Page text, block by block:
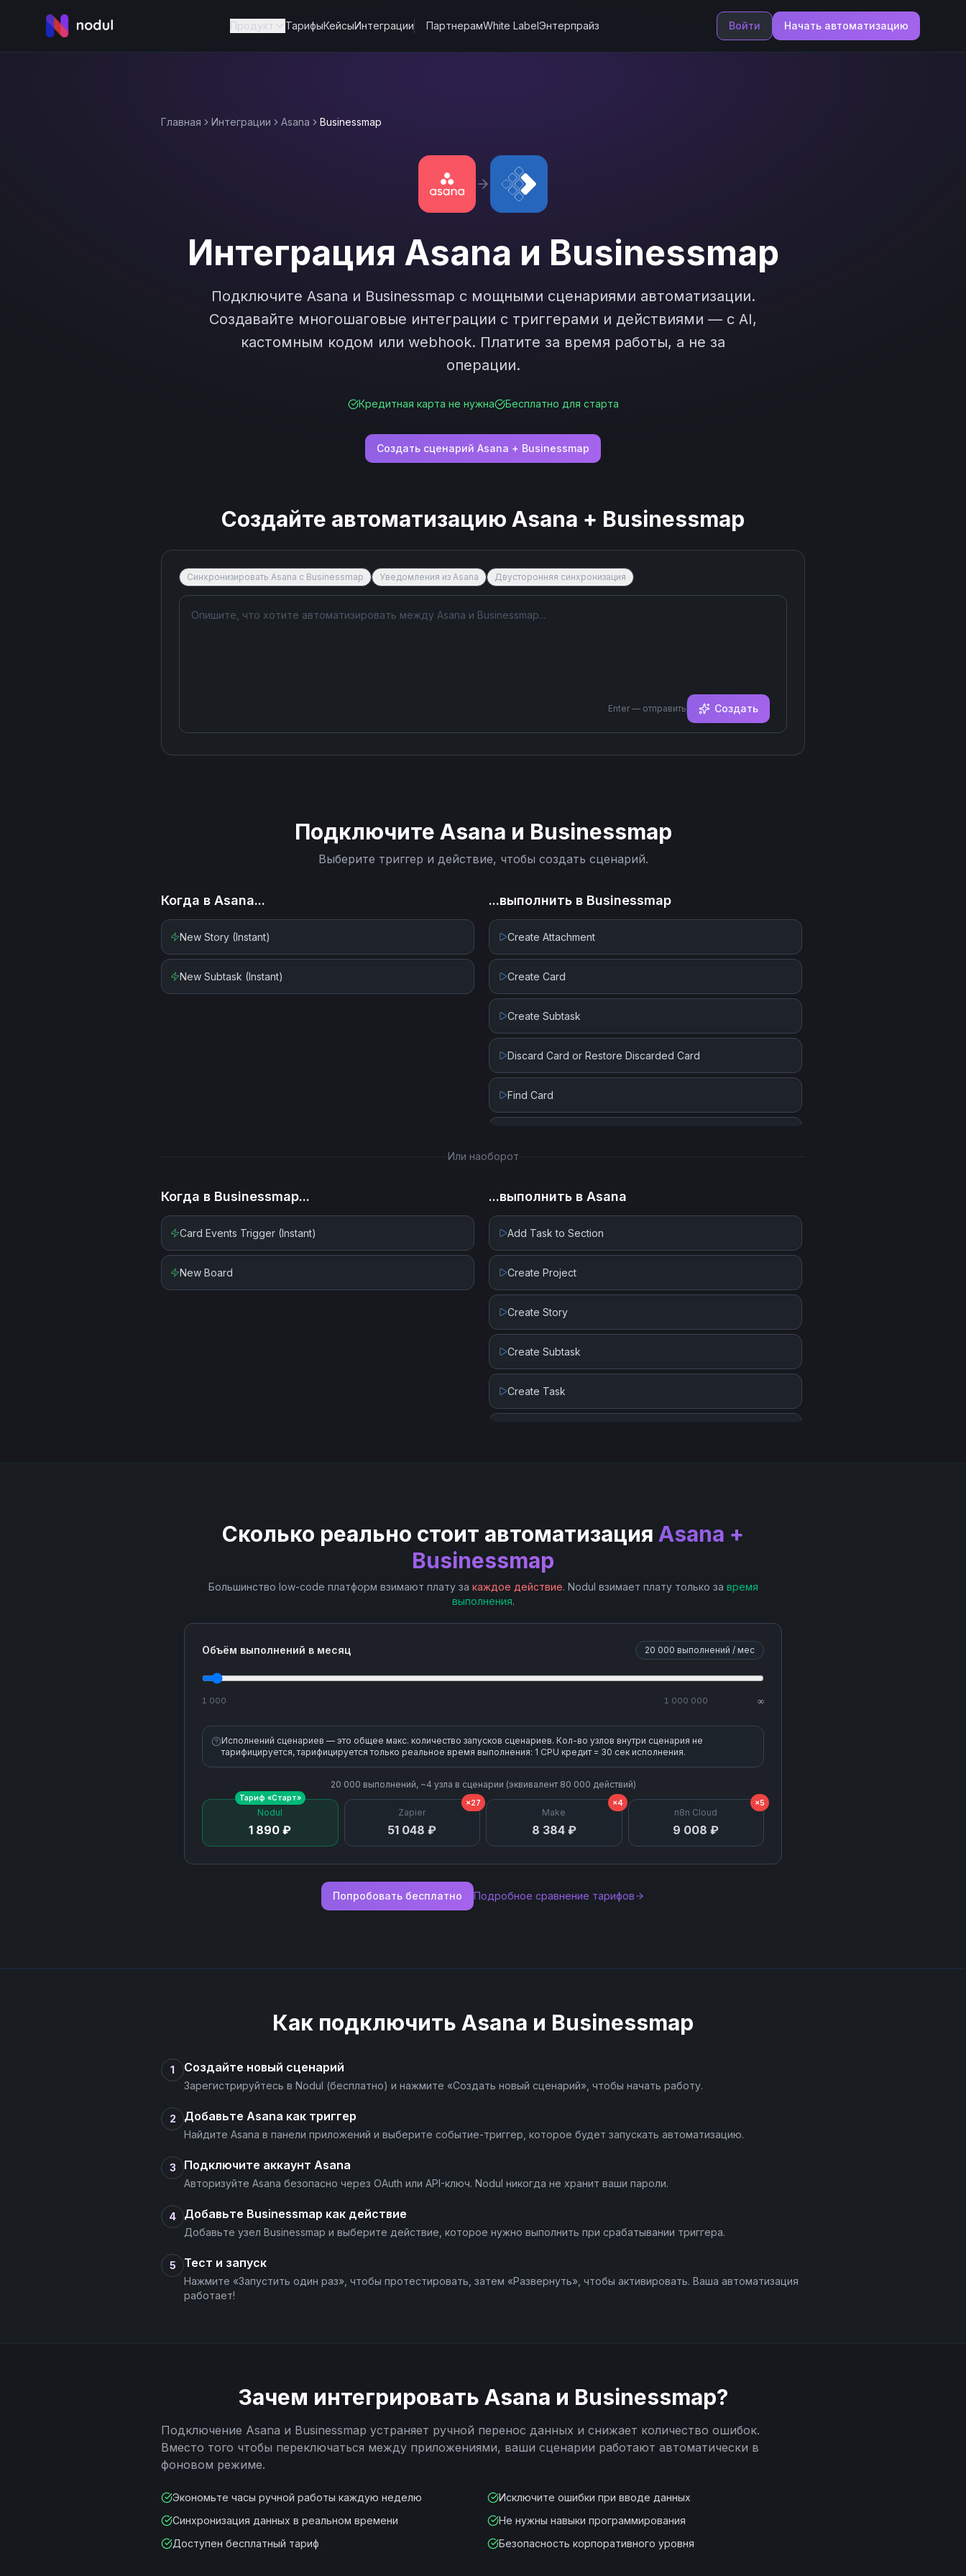
Продукт ТарифыКейсыИнтеграции ПартнерамWhite LabelЭнтерпрайз Войти Начать автоматизацию
Главная Интеграции Asana Businessmap
Интеграция Asana и Businessmap
Подключите Asana и Businessmap с мощными сценариями автоматизации.
Создавайте многошаговые интеграции с триггерами и действиями — с AI,
кастомным кодом или webhook. Платите за время работы, а не за
операции.
Кредитная карта не нужна Бесплатно для старта
Создать сценарий Asana + Businessmap
Создайте автоматизацию Asana + Businessmap
Синхронизировать Asana с Businessmap Уведомления из Asana Двусторонняя синхронизация
Enter — отправить Создать
Подключите Asana и Businessmap
Выберите триггер и действие, чтобы создать сценарий.
Когда в Asana...
New Story (Instant)
New Subtask (Instant)
...выполнить в Businessmap
Create Attachment
Create Card
Create Subtask
Discard Card or Restore Discarded Card
Find Card
Get Card by Custom Card ID
Update Card
Или наоборот
Когда в Businessmap...
Card Events Trigger (Instant)
New Board
...выполнить в Asana
Add Task to Section
Create Project
Create Story
Create Subtask
Create Task
Search Projects
Сколько реально стоит автоматизация Asana +
Businessmap
Большинство low-code платформ взимают плату за каждое действие. Nodul взимает плату только за время
выполнения.
Объём выполнений в месяц 20 000 выполнений / мес
1 000 1 000 000 ∞
Исполнений сценариев — это общее макс. количество запусков сценариев. Кол-во узлов внутри сценария не
тарифицируется, тарифицируется только реальное время выполнения: 1 CPU кредит = 30 сек исполнения.
20 000 выполнений, ~4 узла в сценарии (эквивалент 80 000 действий)
Nodul
1 890 ₽
Тариф «Старт»
Zapier
51 048 ₽
×27
Make
8 384 ₽
×4
n8n Cloud
9 008 ₽
×5
Попробовать бесплатно Подробное сравнение тарифов
Как подключить Asana и Businessmap
1 Создайте новый сценарий
Зарегистрируйтесь в Nodul (бесплатно) и нажмите «Создать новый сценарий», чтобы начать работу.
2 Добавьте Asana как триггер
Найдите Asana в панели приложений и выберите событие-триггер, которое будет запускать автоматизацию.
3 Подключите аккаунт Asana
Авторизуйте Asana безопасно через OAuth или API-ключ. Nodul никогда не хранит ваши пароли.
4 Добавьте Businessmap как действие
Добавьте узел Businessmap и выберите действие, которое нужно выполнить при срабатывании триггера.
5 Тест и запуск
Нажмите «Запустить один раз», чтобы протестировать, затем «Развернуть», чтобы активировать. Ваша автоматизация
работает!
Зачем интегрировать Asana и Businessmap?
Подключение Asana и Businessmap устраняет ручной перенос данных и снижает количество ошибок.
Вместо того чтобы переключаться между приложениями, ваши сценарии работают автоматически в
фоновом режиме.
Экономьте часы ручной работы каждую неделю
Исключите ошибки при вводе данных
Синхронизация данных в реальном времени
Не нужны навыки программирования
Доступен бесплатный тариф
Безопасность корпоративного уровня